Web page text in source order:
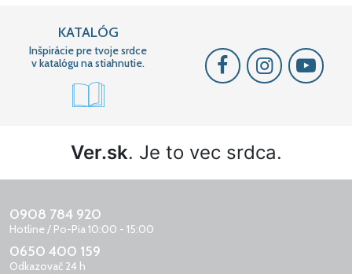
KATALÓG
Inšpirácie pre tvoje srdce
v katalógu na stiahnutie.
Ver.sk. Je to vec srdca.
0908 784 920
Hotline / Po-Pia 10:00 - 15:00
0650 400 159
Odkazovač 24 h